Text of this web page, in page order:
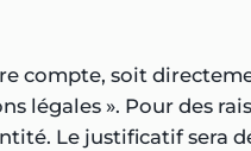
compte, soit
légales ». Pour des
Le justificatif sera